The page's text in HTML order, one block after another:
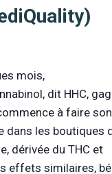
mois,
dit HHC,
à faire son
dans les boutiques
dérivée du THC et
effets similaires,